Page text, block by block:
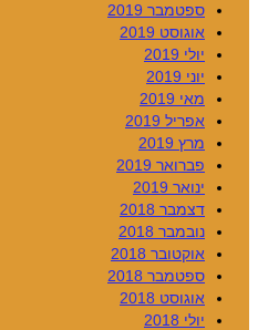
ספטמבר 2019
אוגוסט 2019
יולי 2019
יוני 2019
מאי 2019
אפריל 2019
מרץ 2019
פברואר 2019
ינואר 2019
דצמבר 2018
נובמבר 2018
אוקטובר 2018
ספטמבר 2018
אוגוסט 2018
יולי 2018